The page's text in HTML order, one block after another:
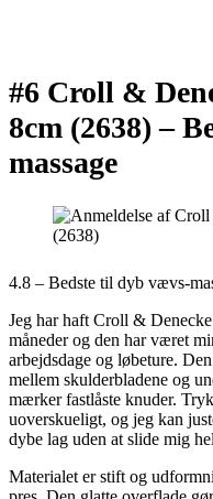
#6 Croll &
8cm (2638) –
massage
4.8 – Bedste til dyb vævs-
Jeg har haft Croll &
måneder og den har været
arbejdsdage og løbeture.
mellem skulderbladene og
mærker fastlåste knuder.
uoverskueligt, og jeg kan
dybe lag uden at slide mig
Materialet er stift og